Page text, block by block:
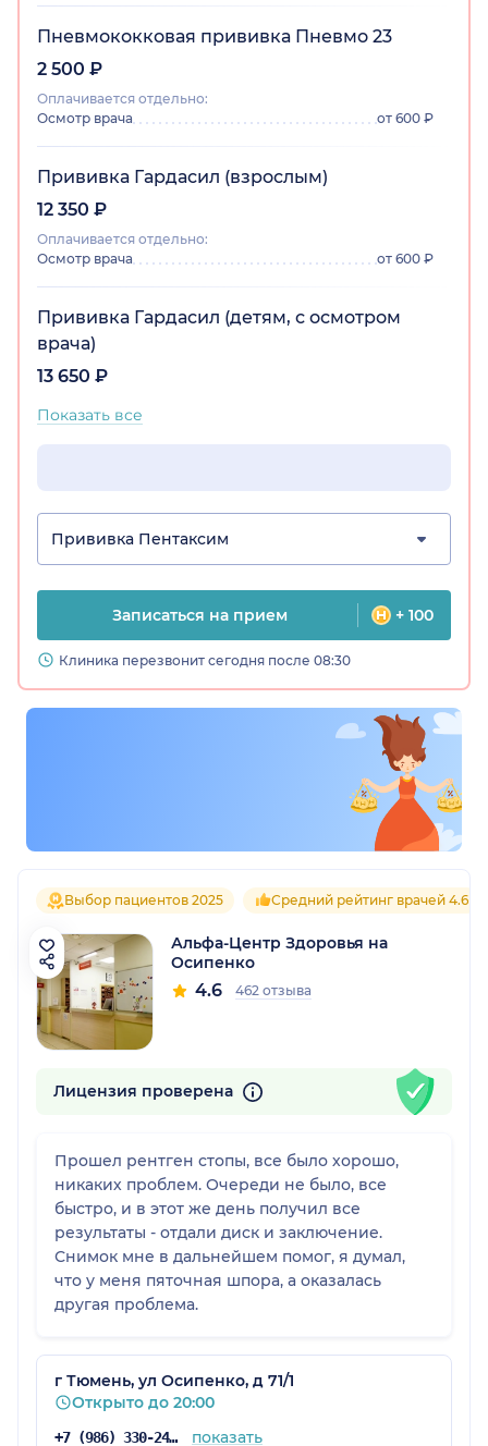
Пневмококковая прививка Пневмо 23
2 500 ₽
Оплачивается отдельно:
Осмотр врача
от 600 ₽
Прививка Гардасил (взрослым)
12 350 ₽
Оплачивается отдельно:
Осмотр врача
от 600 ₽
Прививка Гардасил (детям, с осмотром
врача)
13 650 ₽
Показать все
Прививка Пентаксим
Записаться на прием + 100
Клиника перезвонит сегодня после 08:30
Выбор пациентов 2025 Средний рейтинг врачей 4.6
Альфа-Центр Здоровья на
Осипенко
4.6 462 отзыва
Лицензия проверена
Прошел рентген стопы, все было хорошо,
никаких проблем. Очереди не было, все
быстро, и в этот же день получил все
результаты - отдали диск и заключение.
Снимок мне в дальнейшем помог, я думал,
что у меня пяточная шпора, а оказалась
другая проблема.
г Тюмень, ул Осипенко, д 71/1
Открыто до 20:00
+7 (986) 330-24-18 показать